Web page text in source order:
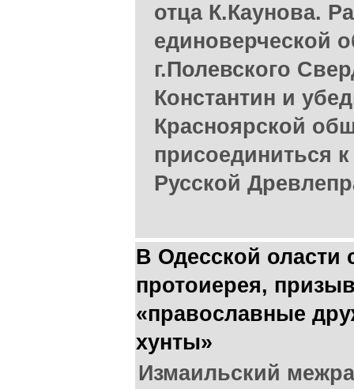
отца К.Каунова.
единоверческой
г.Полевского
Константин и
Красноярской
присоединиться к
Русской
В Одесской оласти
протоиерея,
«православные
хунты»
Измаильский